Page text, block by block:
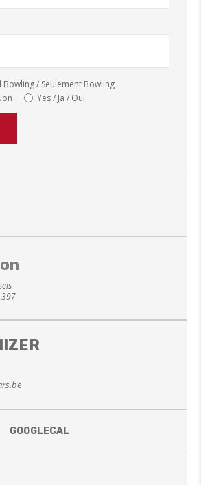
Bowling / Seulement Bowling
Yes / Ja / Oui
397
GOOGLECAL